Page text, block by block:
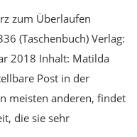
zum Überlaufen
(Taschenbuch) Verlag:
2018 Inhalt: Matilda
Post in der
meisten anderen, findet
die sie sehr